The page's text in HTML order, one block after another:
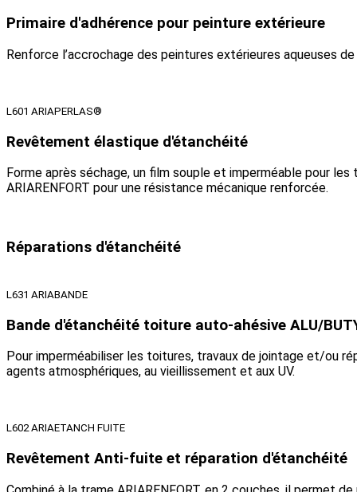
Primaire d'adhérence pour peinture extérieure
Renforce l’accrochage des peintures extérieures aqueuses
L601 ARIAPERLAS®
Revêtement élastique d'étanchéité
Forme après séchage, un film souple et imperméable pour
ARIARENFORT pour une résistance mécanique renforcée.
Réparations d'étanchéité
L631 ARIABANDE
Bande d'étanchéité toiture auto-ahésive ALU/
Pour imperméabiliser les toitures, travaux de jointage et/ou
agents atmosphériques, au vieillissement et aux UV.
L602 ARIAETANCH FUITE
Revêtement Anti-fuite et réparation d'étanchéité